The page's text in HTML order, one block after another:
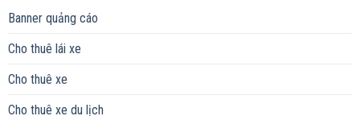
Banner quảng cáo
Cho thuê lái xe
Cho thuê xe
Cho thuê xe du lịch